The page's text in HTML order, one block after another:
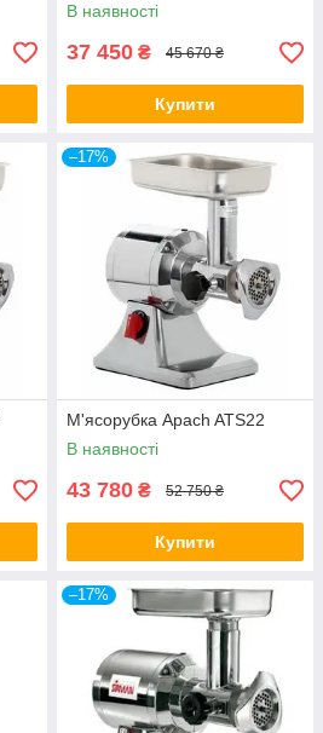
В наявності
37 450 ₴ 45 670 ₴
Купити
–17%
М'ясорубка Apach ATS22
В наявності
43 780 ₴ 52 750 ₴
Купити
–17%